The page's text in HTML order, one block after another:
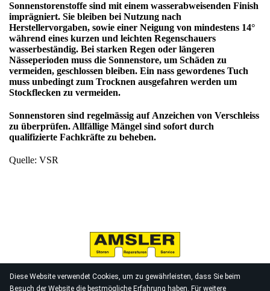
Diese Website verwendet Cookies, um zu gewährleisten, dass Sie beim
Besuch der Website die bestmögliche Erfahrung haben. Für weitere
Sonnenstorenstoffe sind mit einem wasserabweisenden Finish
imprägniert. Sie bleiben bei Nutzung nach
Herstellervorgaben, sowie einer Neigung von mindestens 14°
während eines kurzen und leichten Regenschauers
wasserbeständig. Bei starken Regen oder längeren
Nässeperioden muss die Sonnenstore, um Schäden zu
vermeiden, geschlossen bleiben. Ein nass gewordenes Tuch
muss unbedingt zum Trocknen ausgefahren werden um
Stockflecken zu vermeiden.
Sonnenstoren sind regelmässig auf Anzeichen von Verschleiss
zu überprüfen. Allfällige Mängel sind sofort durch
qualifizierte Fachkräfte zu beheben.
Quelle: VSR
KONTAKT IMPRESSUM